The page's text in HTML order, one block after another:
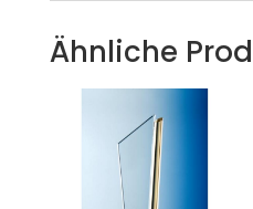
Ähnliche